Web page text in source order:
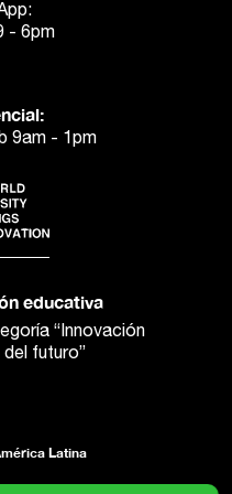
- 6pm
9am - 1pm
educativa
“Innovación
futuro”
Latina